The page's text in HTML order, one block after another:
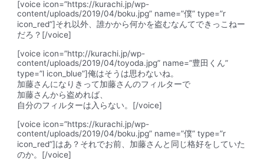
[voice icon=”https://kurachi.jp/wp-
content/uploads/2019/04/boku.jpg” name=”僕” type=”r
icon_red”]それ以外、誰かから何かを盗むなんてできっこねー
だろ？[/voice]
[voice icon=”http://kurachi.jp/wp-
content/uploads/2019/04/toyoda.jpg” name=”豊田くん”
type=”l icon_blue”]俺はそうは思わないね。
加藤さんになりきって加藤さんのフィルターで
加藤さんから盗めれば、
自分のフィルターは入らない。[/voice]
[voice icon=”https://kurachi.jp/wp-
content/uploads/2019/04/boku.jpg” name=”僕” type=”r
icon_red”]はあ？それでお前、加藤さんと同じ格好をしていた
のか。[/voice]